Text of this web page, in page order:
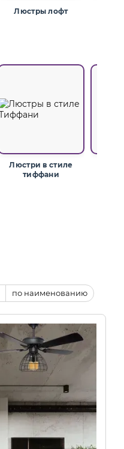
Люстры лофт
Люстри в стиле
тиффани
по наименованию